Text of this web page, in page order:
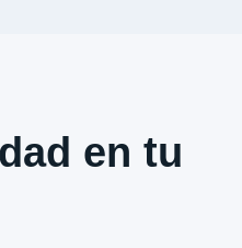
en tu